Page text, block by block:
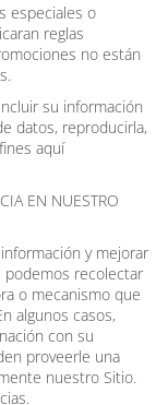
especiales o
reglas
no están
su información
datos, reproducirla,
aquí
EN NUESTRO
y mejorar
podemos recolectar
o mecanismo que
algunos casos,
con su
proveerle una
nuestro Sitio.